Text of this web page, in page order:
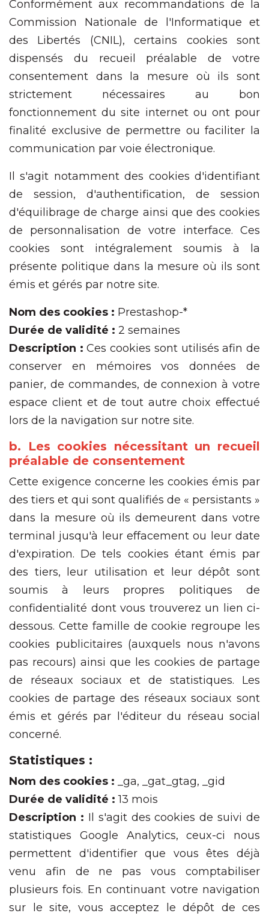
Conformément aux recommandations de la
Commission Nationale de l'Informatique et
des Libertés (CNIL), certains cookies sont
dispensés du recueil préalable de votre
consentement dans la mesure où ils sont
strictement nécessaires au bon
fonctionnement du site internet ou ont pour
finalité exclusive de permettre ou faciliter la
communication par voie électronique.
Il s'agit notamment des cookies d'identifiant
de session, d'authentification, de session
d'équilibrage de charge ainsi que des cookies
de personnalisation de votre interface. Ces
cookies sont intégralement soumis à la
présente politique dans la mesure où ils sont
émis et gérés par notre site.
Nom des cookies : Prestashop-*
Durée de validité : 2 semaines
Description : Ces cookies sont utilisés afin de
conserver en mémoires vos données de
panier, de commandes, de connexion à votre
espace client et de tout autre choix effectué
lors de la navigation sur notre site.
b. Les cookies nécessitant un recueil
préalable de consentement
Cette exigence concerne les cookies émis par
des tiers et qui sont qualifiés de « persistants »
dans la mesure où ils demeurent dans votre
terminal jusqu'à leur effacement ou leur date
d'expiration. De tels cookies étant émis par
des tiers, leur utilisation et leur dépôt sont
soumis à leurs propres politiques de
confidentialité dont vous trouverez un lien ci-
dessous. Cette famille de cookie regroupe les
cookies publicitaires (auxquels nous n'avons
pas recours) ainsi que les cookies de partage
de réseaux sociaux et de statistiques. Les
cookies de partage des réseaux sociaux sont
émis et gérés par l'éditeur du réseau social
concerné.
Statistiques :
Nom des cookies : _ga, _gat_gtag, _gid
Durée de validité : 13 mois
Description : Il s'agit des cookies de suivi de
statistiques Google Analytics, ceux-ci nous
permettent d'identifier que vous êtes déjà
venu afin de ne pas vous comptabiliser
plusieurs fois. En continuant votre navigation
sur le site, vous acceptez le dépôt de ces